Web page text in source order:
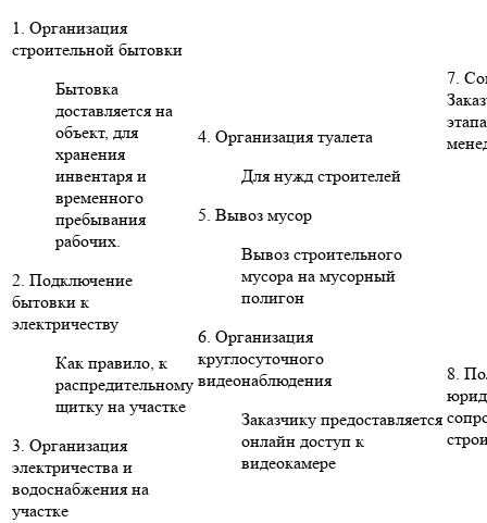
1. Организация
строительной бытовки
Бытовка
доставляется на
объект, для
хранения
инвентаря и
временного
пребывания
рабочих.
2. Подключение
бытовки к
электричеству
Как правило, к
распредительному
щитку на участке
3. Организация
электричества и
водоснабжения на
участке
4. Организация туалета
Для нужд строителей
5. Вывоз мусор
Вывоз строительного
мусора на мусорный
полигон
6. Организация
круглосуточного
видеонаблюдения
Заказчику предоставляется
онлайн доступ к
видеокамере
7.
8.